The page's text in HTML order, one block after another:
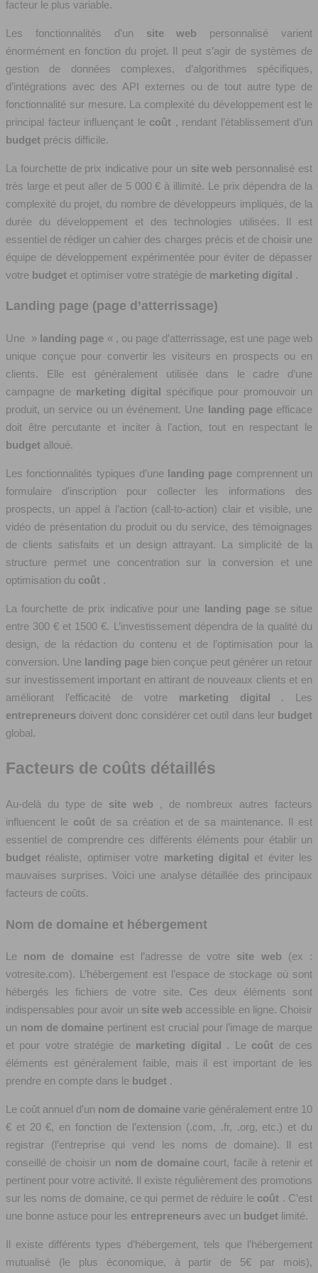
facteur le plus variable.
Les fonctionnalités d’un site web personnalisé varient
énormément en fonction du projet. Il peut s’agir de systèmes de
gestion de données complexes, d’algorithmes spécifiques,
d’intégrations avec des API externes ou de tout autre type de
fonctionnalité sur mesure. La complexité du développement est le
principal facteur influençant le coût , rendant l’établissement d’un
budget précis difficile.
La fourchette de prix indicative pour un site web personnalisé est
très large et peut aller de 5 000 € à illimité. Le prix dépendra de la
complexité du projet, du nombre de développeurs impliqués, de la
durée du développement et des technologies utilisées. Il est
essentiel de rédiger un cahier des charges précis et de choisir une
équipe de développement expérimentée pour éviter de dépasser
votre budget et optimiser votre stratégie de marketing digital .
Landing page (page d’atterrissage)
Une » landing page « , ou page d’atterrissage, est une page web
unique conçue pour convertir les visiteurs en prospects ou en
clients. Elle est généralement utilisée dans le cadre d’une
campagne de marketing digital spécifique pour promouvoir un
produit, un service ou un événement. Une landing page efficace
doit être percutante et inciter à l’action, tout en respectant le
budget alloué.
Les fonctionnalités typiques d’une landing page comprennent un
formulaire d’inscription pour collecter les informations des
prospects, un appel à l’action (call-to-action) clair et visible, une
vidéo de présentation du produit ou du service, des témoignages
de clients satisfaits et un design attrayant. La simplicité de la
structure permet une concentration sur la conversion et une
optimisation du coût .
La fourchette de prix indicative pour une landing page se situe
entre 300 € et 1500 €. L’investissement dépendra de la qualité du
design, de la rédaction du contenu et de l’optimisation pour la
conversion. Une landing page bien conçue peut générer un retour
sur investissement important en attirant de nouveaux clients et en
améliorant l’efficacité de votre marketing digital . Les
entrepreneurs doivent donc considérer cet outil dans leur budget
global.
Facteurs de coûts détaillés
Au-delà du type de site web , de nombreux autres facteurs
influencent le coût de sa création et de sa maintenance. Il est
essentiel de comprendre ces différents éléments pour établir un
budget réaliste, optimiser votre marketing digital et éviter les
mauvaises surprises. Voici une analyse détaillée des principaux
facteurs de coûts.
Nom de domaine et hébergement
Le nom de domaine est l’adresse de votre site web (ex :
votresite.com). L’hébergement est l’espace de stockage où sont
hébergés les fichiers de votre site. Ces deux éléments sont
indispensables pour avoir un site web accessible en ligne. Choisir
un nom de domaine pertinent est crucial pour l’image de marque
et pour votre stratégie de marketing digital . Le coût de ces
éléments est généralement faible, mais il est important de les
prendre en compte dans le budget .
Le coût annuel d’un nom de domaine varie généralement entre 10
€ et 20 €, en fonction de l’extension (.com, .fr, .org, etc.) et du
registrar (l’entreprise qui vend les noms de domaine). Il est
conseillé de choisir un nom de domaine court, facile à retenir et
pertinent pour votre activité. Il existe régulièrement des promotions
sur les noms de domaine, ce qui permet de réduire le coût . C’est
une bonne astuce pour les entrepreneurs avec un budget limité.
Il existe différents types d’hébergement, tels que l’hébergement
mutualisé (le plus économique, à partir de 5€ par mois),